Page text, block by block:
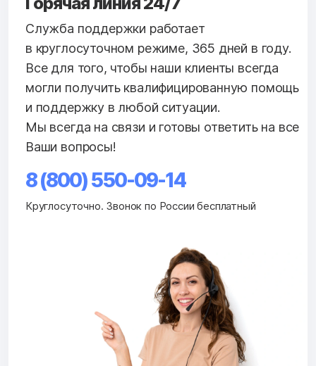
Служба поддержки работает
в круглосуточном режиме, 365 дней в году.
Все для того, чтобы наши клиенты всегда
могли получить квалифицированную помощь
и поддержку в любой ситуации.
Мы всегда на связи и готовы ответить на все
Ваши вопросы!
8 (800) 550-09-14
Круглосуточно. Звонок по России бесплатный